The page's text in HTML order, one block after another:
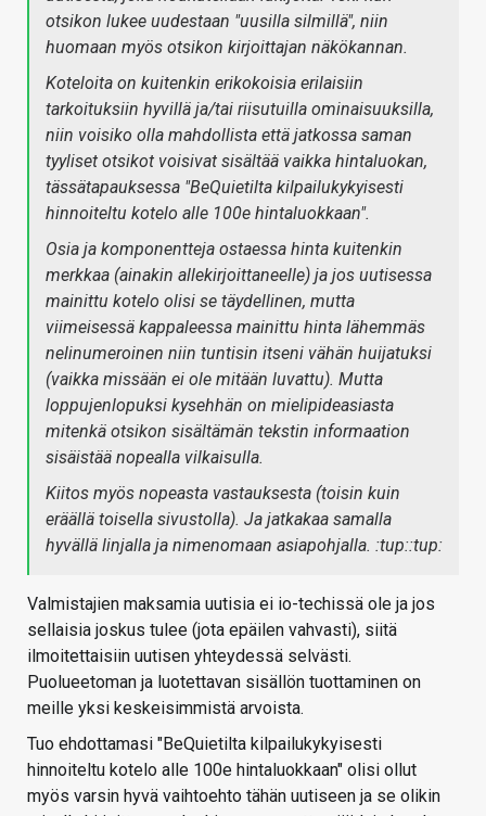
otsikon lukee uudestaan "uusilla silmillä", niin
huomaan myös otsikon kirjoittajan näkökannan.
Koteloita on kuitenkin erikokoisia erilaisiin
tarkoituksiin hyvillä ja/tai riisutuilla ominaisuuksilla,
niin voisiko olla mahdollista että jatkossa saman
tyyliset otsikot voisivat sisältää vaikka hintaluokan,
tässätapauksessa "BeQuietilta kilpailukykyisesti
hinnoiteltu kotelo alle 100e hintaluokkaan".
Osia ja komponentteja ostaessa hinta kuitenkin
merkkaa (ainakin allekirjoittaneelle) ja jos uutisessa
mainittu kotelo olisi se täydellinen, mutta
viimeisessä kappaleessa mainittu hinta lähemmäs
nelinumeroinen niin tuntisin itseni vähän huijatuksi
(vaikka missään ei ole mitään luvattu). Mutta
loppujenlopuksi kysehhän on mielipideasiasta
mitenkä otsikon sisältämän tekstin informaation
sisäistää nopealla vilkaisulla.
Kiitos myös nopeasta vastauksesta (toisin kuin
eräällä toisella sivustolla). Ja jatkakaa samalla
hyvällä linjalla ja nimenomaan asiapohjalla. :tup::tup:
Valmistajien maksamia uutisia ei io-techissä ole ja jos
sellaisia joskus tulee (jota epäilen vahvasti), siitä
ilmoitettaisiin uutisen yhteydessä selvästi.
Puolueetoman ja luotettavan sisällön tuottaminen on
meille yksi keskeisimmistä arvoista.
Tuo ehdottamasi "BeQuietilta kilpailukykyisesti
hinnoiteltu kotelo alle 100e hintaluokkaan" olisi ollut
myös varsin hyvä vaihtoehto tähän uutiseen ja se olikin